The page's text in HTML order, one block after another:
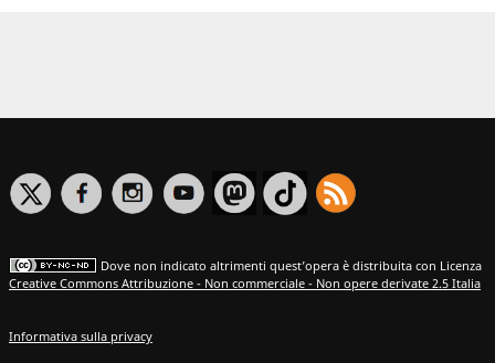
Dove non indicato altrimenti quest’opera è distribuita con Licenza
Creative Commons Attribuzione - Non commerciale - Non opere derivate 2.5 Italia
Informativa sulla privacy